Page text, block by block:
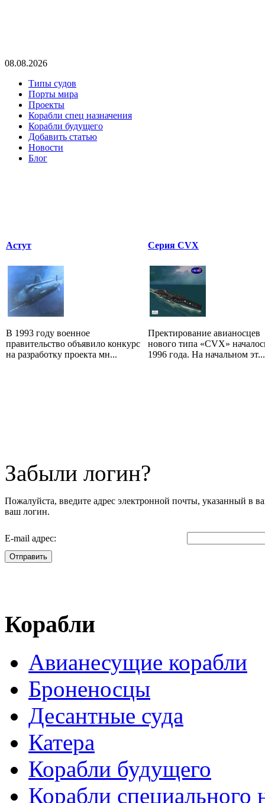
08.08.2026
Типы судов
Порты мира
Проекты
Корабли спец назначения
Корабли будущего
Добавить статью
Новости
Блог
Астут
В 1993 году военное
правительство объявило конкурс
на разработку проекта мн...
Серия CVX
Пректирование авианосцев
нового типа «CVX»
1996 года. На начальном эт...
Забыли логин?
Пожалуйста, введите адрес электронной почты, указанный в
ваш логин.
E-mail адрес:
Отправить
Корабли
Авианесущие корабли
Броненосцы
Десантные суда
Катера
Корабли будущего
Корабли специального